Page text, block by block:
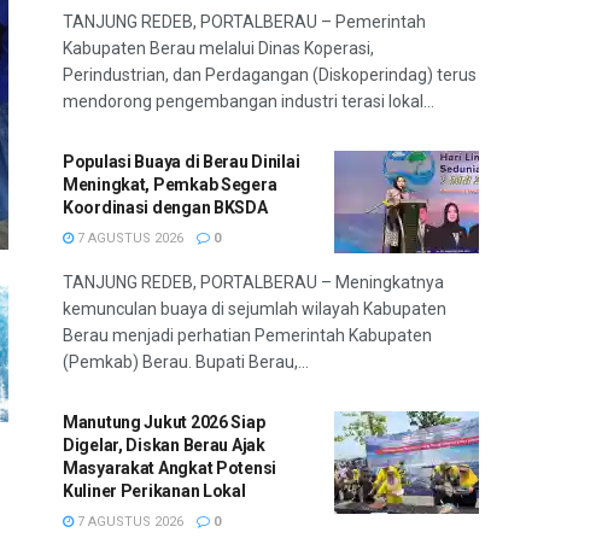
TANJUNG REDEB, PORTALBERAU – Pemerintah
Kabupaten Berau melalui Dinas Koperasi,
Perindustrian, dan Perdagangan (Diskoperindag) terus
mendorong pengembangan industri terasi lokal...
Populasi Buaya di Berau Dinilai
Meningkat, Pemkab Segera
Koordinasi dengan BKSDA
7 AGUSTUS 2026 0
TANJUNG REDEB, PORTALBERAU – Meningkatnya
kemunculan buaya di sejumlah wilayah Kabupaten
Berau menjadi perhatian Pemerintah Kabupaten
(Pemkab) Berau. Bupati Berau,...
Manutung Jukut 2026 Siap
Digelar, Diskan Berau Ajak
Masyarakat Angkat Potensi
Kuliner Perikanan Lokal
7 AGUSTUS 2026 0